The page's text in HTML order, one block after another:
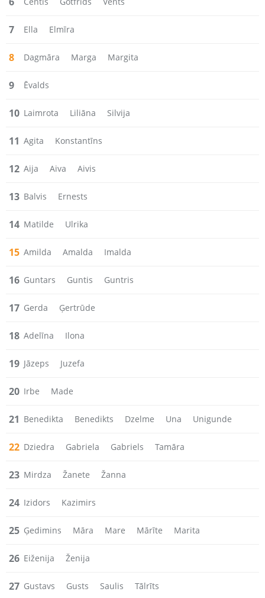
7 Ella Elmīra
8 Dagmāra Marga Margita
9 Ēvalds
10 Laimrota Liliāna Silvija
11 Agita Konstantīns
12 Aija Aiva Aivis
13 Balvis Ernests
14 Matilde Ulrika
15 Amilda Amalda Imalda
16 Guntars Guntis Guntris
17 Gerda Ģertrūde
18 Adelīna Ilona
19 Jāzeps Juzefa
20 Irbe Made
21 Benedikta Benedikts Dzelme Una Unigunde
22 Dziedra Gabriela Gabriels Tamāra
23 Mirdza Žanete Žanna
24 Izidors Kazimirs
25 Ģedimins Māra Mare Mārīte Marita
26 Eiženija Ženija
27 Gustavs Gusts Saulis Tālrīts